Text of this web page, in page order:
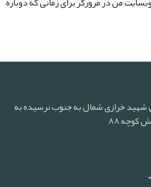
شهید خرازی شمال به جنوب نرسیده به
کوچه ۸۸